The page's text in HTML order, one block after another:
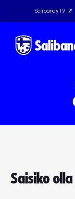
SalibandyTV
Saisiko